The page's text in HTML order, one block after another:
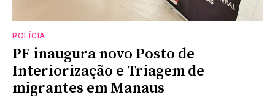
POLÍCIA
PF inaugura novo Posto de
Interiorização e Triagem de
migrantes em Manaus